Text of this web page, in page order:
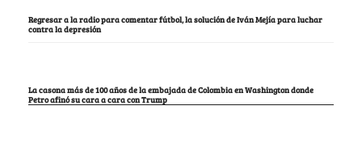
Regresar a la radio para comentar fútbol, la solución de Iván Mejía para luchar
contra la depresión
La casona más de 100 años de la embajada de Colombia en Washington donde
Petro afinó su cara a cara con Trump